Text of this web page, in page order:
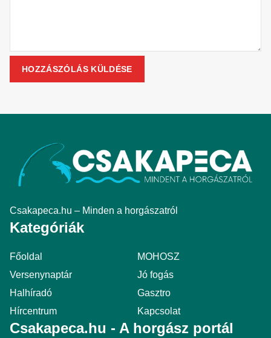
Csakapeca.hu – Minden a horgászatról
Kategóriák
Főoldal
MOHOSZ
Versenynaptár
Jó fogás
Halhíradó
Gasztro
Hírcentrum
Kapcsolat
Csakapeca.hu - A horgász portál